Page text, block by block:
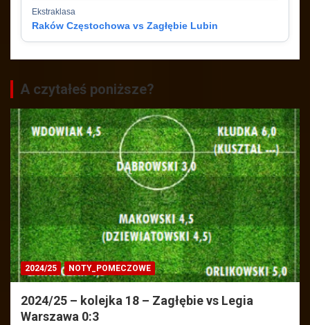
Ekstraklasa
Raków Częstochowa vs Zagłębie Lubin
A czytałeś poniższe?
2024/25 NOTY_POMECZOWE
2024/25 – kolejka 18 – Zagłębie vs Legia
Warszawa 0:3